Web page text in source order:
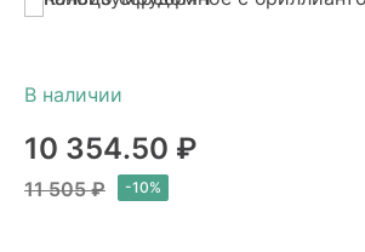
10 354.50 ₽
11 505 ₽